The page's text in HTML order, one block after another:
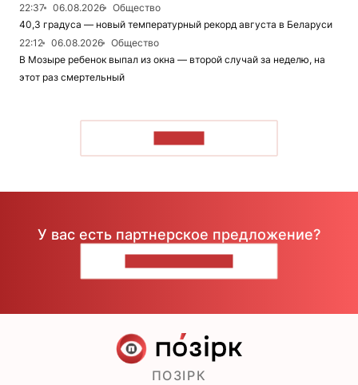
22:37
06.08.2026
Общество
40,3 градуса — новый температурный рекорд августа в Беларуси
22:12
06.08.2026
Общество
В Мозыре ребенок выпал из окна — второй случай за неделю, на
этот раз смертельный
У вас есть партнерское предложение?
ПОЗІРК